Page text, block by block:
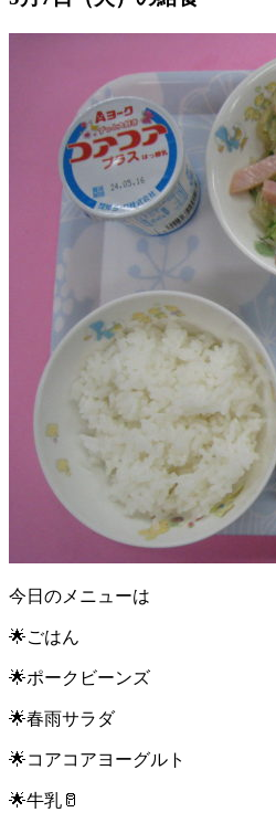
今日のメニューは
🌟ごはん
🌟ポークビーンズ
🌟春雨サラダ
🌟コアコアヨーグルト
🌟牛乳🥛